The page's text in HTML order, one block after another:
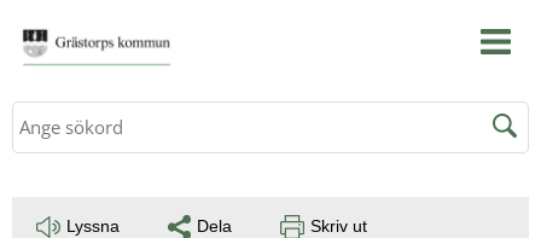
Sök
Lyssna Dela Skriv ut